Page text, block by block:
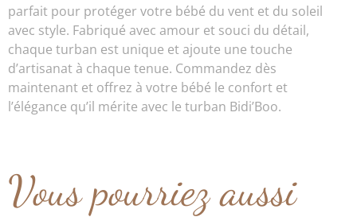
parfait pour protéger votre bébé du vent et du soleil
avec style. Fabriqué avec amour et souci du détail,
chaque turban est unique et ajoute une touche
d’artisanat à chaque tenue. Commandez dès
maintenant et offrez à votre bébé le confort et
l’élégance qu’il mérite avec le turban Bidi’Boo.
Vous pourriez aussi